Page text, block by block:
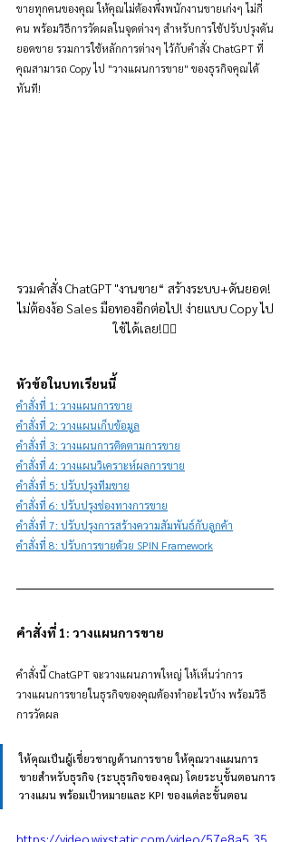
ขายทุกคนของคุณ ให้คุณไม่ต้องพึ่งพนักงานขายเก่งๆ ไม่กี่
คน พร้อมวิธีการวัดผลในจุดต่างๆ สำหรับการใช้ปรับปรุงดัน
ยอดขาย รวมการใช้หลักการต่างๆ ไว้กับคำสั่ง ChatGPT ที่
คุณสามารถ Copy ไป "วางแผนการขาย" ของธุรกิจคุณได้
ทันที!
รวมคำสั่ง ChatGPT "งานขาย“ สร้างระบบ+ดันยอด!
ไม่ต้องง้อ Sales มือทองอีกต่อไป! ง่ายแบบ Copy ไป
ใช้ได้เลย!👇🏻
หัวข้อในบทเรียนนี้
คำสั่งที่ 1: วางแผนการขาย
คำสั่งที่ 2: วางแผนเก็บข้อมูล
คำสั่งที่ 3: วางแผนการติดตามการขาย
คำสั่งที่ 4: วางแผนวิเคราะห์ผลการขาย
คำสั่งที่ 5: ปรับปรุงทีมขาย
คำสั่งที่ 6: ปรับปรุงช่องทางการขาย
คำสั่งที่ 7: ปรับปรุงการสร้างความสัมพันธ์กับลูกค้า
คำสั่งที่ 8: ปรับการขายด้วย SPIN Framework
คำสั่งที่ 1: วางแผนการขาย
คำสั่งนี้ ChatGPT จะวางแผนภาพใหญ่ ให้เห็นว่าการ
วางแผนการขายในธุรกิจของคุณต้องทำอะไรบ้าง พร้อมวิธี
การวัดผล
ให้คุณเป็นผู้เชี่ยวชาญด้านการขาย ให้คุณวางแผนการ
ขายสำหรับธุรกิจ {ระบุธุรกิจของคุณ} โดยระบุขั้นตอนการ
วางแผน พร้อมเป้าหมายและ KPI ของแต่ละขั้นตอน
https://video.wixstatic.com/video/57e8a5_35